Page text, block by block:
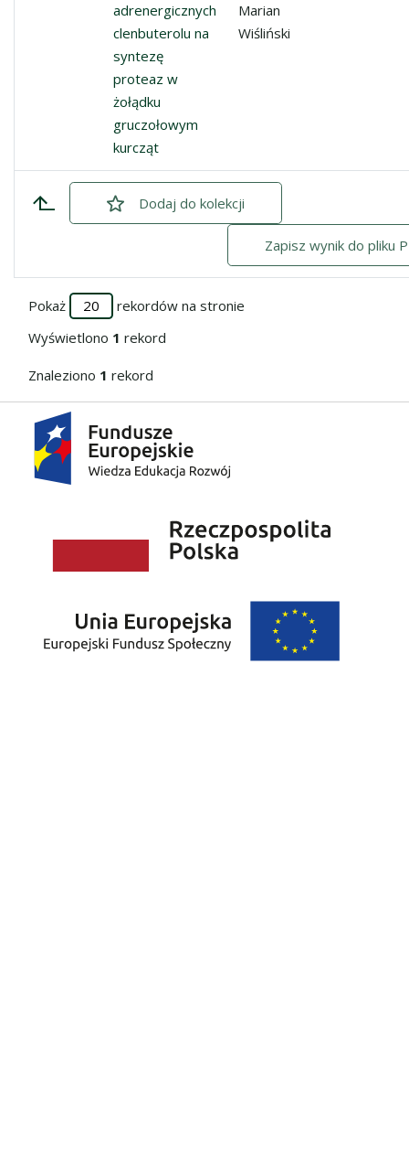
adrenergicznych
clenbuterolu na
syntezę
proteaz w
żołądku
gruczołowym
kurcząt
Marian
Wiśliński
Dodajzaznaczone
do kolekcji
Zapisz wynik do pliku
Pokaż
rekordów na stronie
Wyświetlono 1 rekord
Znaleziono 1 rekord